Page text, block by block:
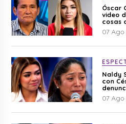
Óscar
video
cosas
07
Naldy
con
07